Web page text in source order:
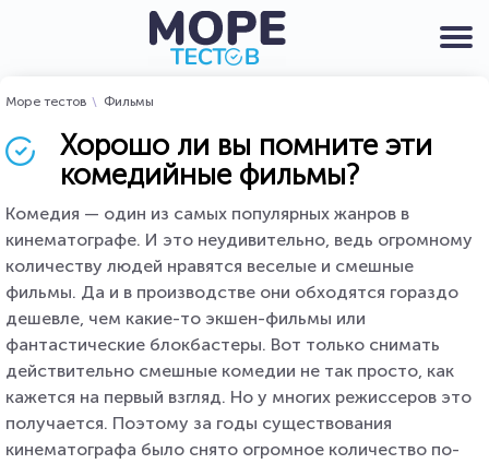
Море тестов Фильмы
Хорошо ли вы помните эти
комедийные фильмы?
Комедия — один из самых популярных жанров в
кинематографе. И это неудивительно, ведь огромному
количеству людей нравятся веселые и смешные
фильмы. Да и в производстве они обходятся гораздо
дешевле, чем какие-то экшен-фильмы или
фантастические блокбастеры. Вот только снимать
действительно смешные комедии не так просто, как
кажется на первый взгляд. Но у многих режиссеров это
получается. Поэтому за годы существования
кинематографа было снято огромное количество по-